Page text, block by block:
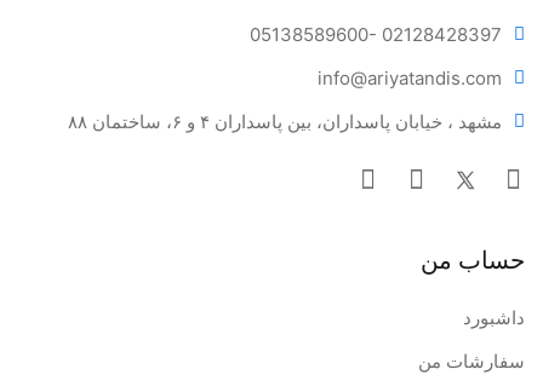
05138589600- 02128428397
info@ariyatandis.com
مشهد ، خیابان پاسداران، بین پاسداران ۴ و ۶، ساختمان ۸۸
حساب من
داشبورد
سفارشات من